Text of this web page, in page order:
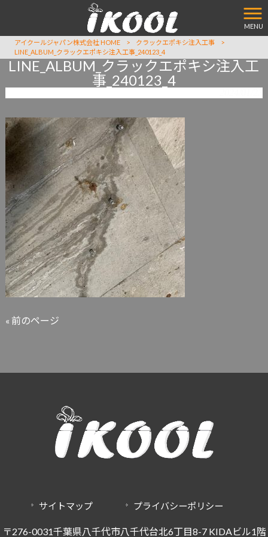
MENU
アイクールジャパン株式会社 HOME > クラックエポキシ注入工事
>
LINE_ALBUM_クラックエポキシ注入工事_240123_4
LINE_ALBUM_クラックエポキシ注入工
事_240123_4
« 前のページ
サイトマップ プライバシーポリシー
〒276-0031千葉県八千代市八千代台北6丁目8-7 KIDAビル1階